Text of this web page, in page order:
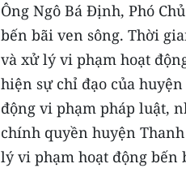
Ông Ngô Bá Ðịnh, Phó
bến bãi ven sông. Thời
và xử lý vi phạm hoạt
hiện sự chỉ đạo của
động vi phạm pháp luật,
chính quyền huyện
lý vi phạm hoạt động bến